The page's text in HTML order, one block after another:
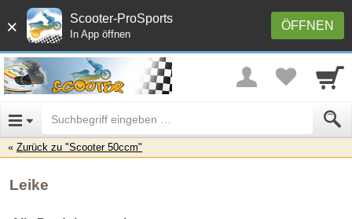
× ÖFFNEN
Scooter-ProSports
In App öffnen
Zurück zu "Scooter 50ccm"
Leike